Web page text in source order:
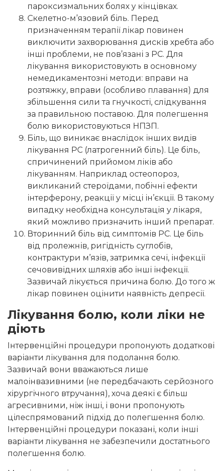
пароксизмальних болях у кінцівках.
Скелетно-м’язовий біль. Перед
призначенням терапії лікар повинен
виключити захворювання дисків хребта або
інші проблеми, не пов’язані з РС. Для
лікування використовують в основному
немедикаментозні методи: вправи на
розтяжку, вправи (особливо плавання) для
збільшення сили та гнучкості, слідкування
за правильною поставою. Для полегшення
болю використовуються НПЗП.
Біль, що виникає внаслідок інших видів
лікування РС (латрогенний біль). Це біль,
спричинений прийомом ліків або
лікуванням. Наприклад остеопороз,
викликаний стероїдами, побічні ефекти
інтерферону, реакції у місці ін’єкції. В такому
випадку необхідна консультація у лікаря,
який можливо призначить інший препарат.
Вторинний біль від симптомів РС. Це біль
від пролежнів, ригідність суглобів,
контрактури м’язів, затримка сечі, інфекції
сечовивідних шляхів або інші інфекції.
Зазвичай лікується причина болю. До того ж
лікар повинен оцінити наявність депресії.
Лікування болю, коли ліки не
діють
Інтервенційні процедури пропонують додаткові
варіанти лікування для подолання болю.
Зазвичай вони вважаються лише
малоінвазивними (не передбачають серйозного
хірургічного втручання), хоча деякі є більш
агресивними, ніж інші, і вони пропонують
цілеспрямований підхід до полегшення болю.
Інтервенційні процедури показані, коли інші
варіанти лікування не забезпечили достатнього
полегшення болю.